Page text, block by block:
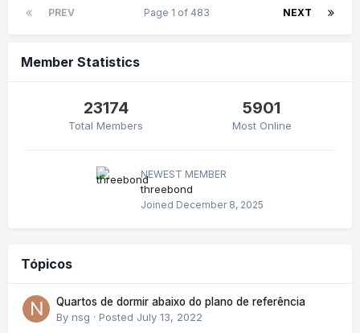
PREV NEXT
Page 1 of 483
Member Statistics
23174
Total Members
5901
Most Online
NEWEST MEMBER
threebond
Joined December 8, 2025
Tópicos
Quartos de dormir abaixo do plano de referência
By nsg · Posted July 13, 2022